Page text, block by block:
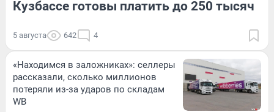
Кузбассе готовы платить до 250 тысяч
5 августа 642 4
«Находимся в заложниках»: селлеры
рассказали, сколько миллионов
потеряли из-за ударов по складам
WB